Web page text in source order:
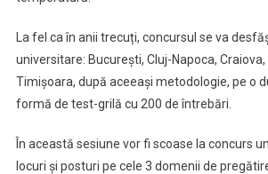
La fel ca în anii trecuți, concursul se va
universitare: București, Cluj-Napoca, Craiova,
Timișoara, după aceeași metodologie, pe o
formă de test-grilă cu 200 de întrebări.
În această sesiune vor fi scoase la concurs
locuri și posturi pe cele 3 domenii de